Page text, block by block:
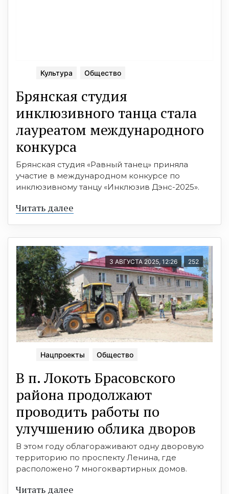
Культура Общество
Брянская студия
инклюзивного танца стала
лауреатом международного
конкурса
Брянская студия «Равный танец» приняла
участие в международном конкурсе по
инклюзивному танцу «Инклюзив Дэнс-2025».
Читать далее
3 АВГУСТА 2025, 12:26 252
Нацпроекты Общество
В п. Локоть Брасовского
района продолжают
проводить работы по
улучшению облика дворов
В этом году облагораживают одну дворовую
территорию по проспекту Ленина, где
расположено 7 многоквартирных домов.
Читать далее